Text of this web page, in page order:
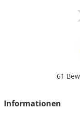
61
Informationen